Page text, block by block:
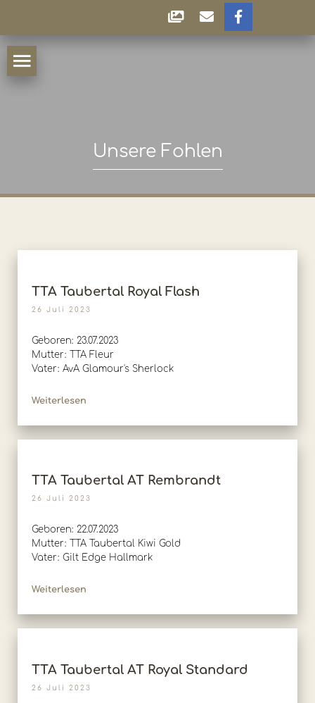
Unsere Fohlen
TTA Taubertal Royal Flash
26 Juli 2023
Geboren: 23.07.2023
Mutter: TTA Fleur
Vater: AvA Glamour's Sherlock
Weiterlesen
TTA Taubertal AT Rembrandt
26 Juli 2023
Geboren: 22.07.2023
Mutter: TTA Taubertal Kiwi Gold
Vater: Gilt Edge Hallmark
Weiterlesen
TTA Taubertal AT Royal Standard
26 Juli 2023